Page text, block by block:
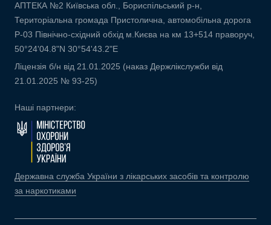
АПТЕКА №2 Київська обл., Бориспільський р-н,
Територіальна громада Пристолична, автомобільна дорога
Р-03 Північно-східний обхід м.Києва на км 13+514 праворуч,
50°24'04.8"N 30°54'43.2"E
Ліцензія б/н від 21.01.2025 (наказ Держлікслужби від
21.01.2025 № 93-25)
Наші партнери:
Державна служба України з лікарських засобів та контролю
за наркотиками